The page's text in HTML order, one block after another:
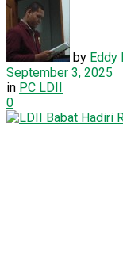
by Eddy
September 3, 2025
in PC LDII
0